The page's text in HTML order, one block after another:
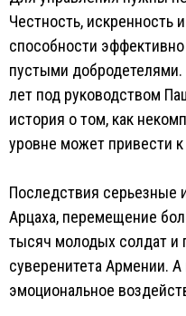
Честность, искренность
способности
пустыми
лет под руководством
история о том, как
уровне может привести
Последствия серьезные
Арцаха, перемещение
тысяч молодых солдат и
суверенитета Армении. А
эмоциональное